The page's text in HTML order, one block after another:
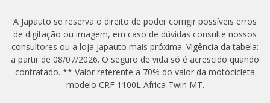
A Japauto se reserva o direito de poder corrigir possíveis erros
de digitação ou imagem, em caso de dúvidas consulte nossos
consultores ou a loja Japauto mais próxima. Vigência da tabela:
a partir de 08/07/2026. O seguro de vida só é acrescido quando
contratado. ** Valor referente a 70% do valor da motocicleta
modelo CRF 1100L Africa Twin MT.